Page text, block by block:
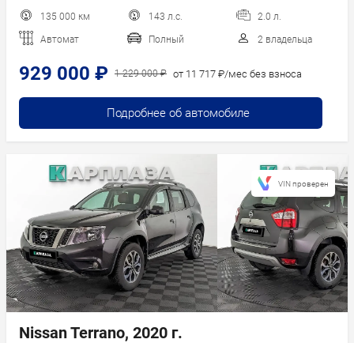
135 000 км 143 л.с. 2.0 л.
Автомат Полный 2 владельца
929 000 ₽ 1 229 000 ₽ от 11 717 ₽/мес без взноса
Подробнее об автомобиле
Nissan Terrano, 2020 г.
VIN проверен